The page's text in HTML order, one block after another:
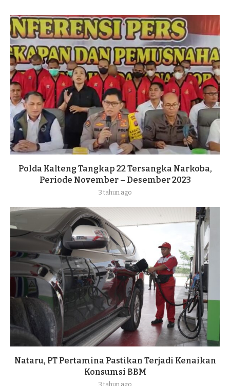
Polda Kalteng Tangkap 22 Tersangka Narkoba,
Periode November – Desember 2023
3 tahun ago
Nataru, PT Pertamina Pastikan Terjadi Kenaikan
Konsumsi BBM
3 tahun ago